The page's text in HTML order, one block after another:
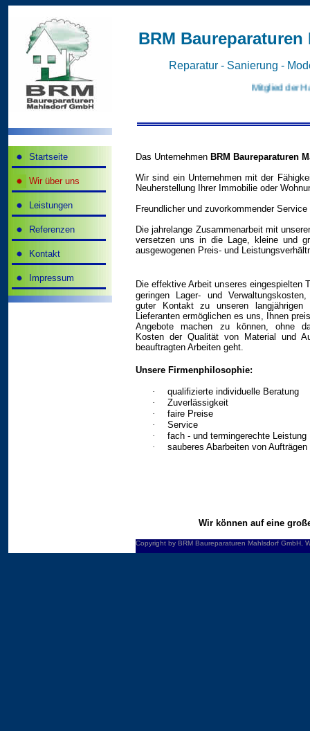
BRM
Reparatur - Sanierung -
Mitglied der
Startseite
Wir über uns
Leistungen
Referenzen
Kontakt
Impressum
Das Unternehmen BRM Baureparaturen
Wir sind ein Unternehmen mit der
Neuherstellung Ihrer Immobilie oder
Freundlicher und zuvorkommender
Die jahrelange Zusammenarbeit mit
versetzen uns in die Lage, kleine und
ausgewogenen Preis- und
Die effektive Arbeit unseres eingespielten
geringen Lager- und
guter Kontakt zu unseren langjährigen
Lieferanten ermöglichen es uns, Ihnen
Angebote machen zu können, ohne
Kosten der Qualität von Material und
beauftragten Arbeiten geht.
Unsere Firmenphilosophie:
·
qualifizierte individuelle Beratung
·
Zuverlässigkeit
·
faire Preise
·
Service
·
fach - und termingerechte Leistung
·
sauberes Abarbeiten von Aufträgen
Wir können auf eine
Copyright by BRM Baureparaturen Mahlsdorf GmbH,